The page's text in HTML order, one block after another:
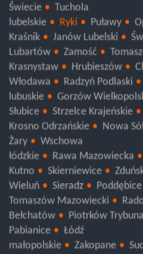
Świecie
Tuchola
lubelskie
Ryki Puławy
Kraśnik
Janów Lubelski
Lubartów
Zamość
Krasnystaw
Hrubieszów
Włodawa
Radzyń Podlaski
lubuskie
Gorzów
Słubice
Strzelce Krajeńskie
Krosno Odrzańskie
Nowa Sól
Żary
Wschowa
łódzkie
Rawa Mazowiecka
Kutno
Skierniewice
Wieluń
Sieradz Poddębice
Tomaszów Mazowiecki
Bełchatów
Piotrków
Pabianice
Łódź
małopolskie
Zakopane